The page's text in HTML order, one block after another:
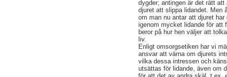
dygder; antingen är det rätt
djuret att slippa lidandet. Men
om man nu antar att djuret
igenom mycket lidande för att
beror på hur hen väljer att
liv.
Enligt omsorgsetiken har vi
ansvar att värna om djurets
vilka dessa intressen och
utsättas för lidande, även om